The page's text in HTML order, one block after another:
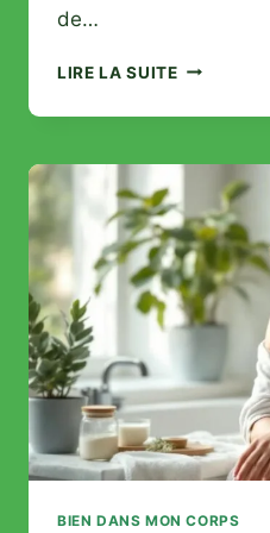
de…
LIRE LA SUITEAVIS
:
VAUT
VRAIMENT
CE
BRÛLEUR
DE
GRAISSES
À
L’ORANGE
SANGUINE
?
BIEN DANS MON CORPS